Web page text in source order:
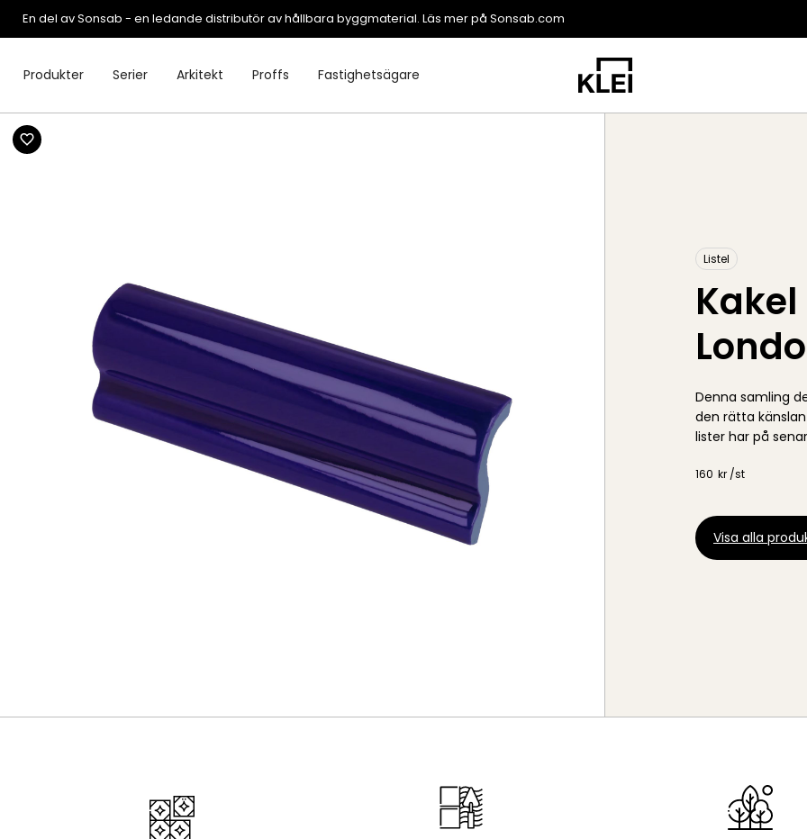
En del av Sonsab - en ledande distributör av hållbara byggmaterial. Läs mer på Sonsab.com
Produkter Serier Arkitekt Proffs Fastighetsägare
Listel
Denna samling
den rätta
lister har på
160 kr /st
Visa alla